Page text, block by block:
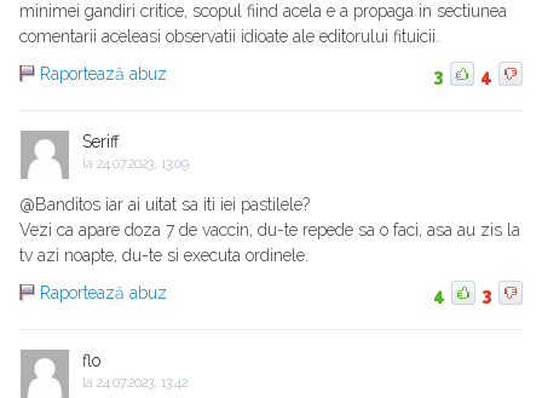
minimei gandiri critice, scopul fiind acela e a propaga in sectiunea
comentarii aceleasi observatii idioate ale editorului fituicii.
Raportează abuz
3 4
Seriff
la 24.07.2023, 13:09
@Banditos iar ai uitat sa iti iei pastilele?
Vezi ca apare doza 7 de vaccin, du-te repede sa o faci, asa au zis la
tv azi noapte, du-te si executa ordinele.
Raportează abuz
4 3
flo
la 24.07.2023, 13:42